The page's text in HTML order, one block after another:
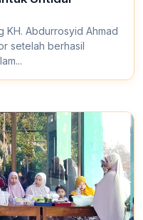
KH. Abdurrosyid Ahmad
setelah berhasil